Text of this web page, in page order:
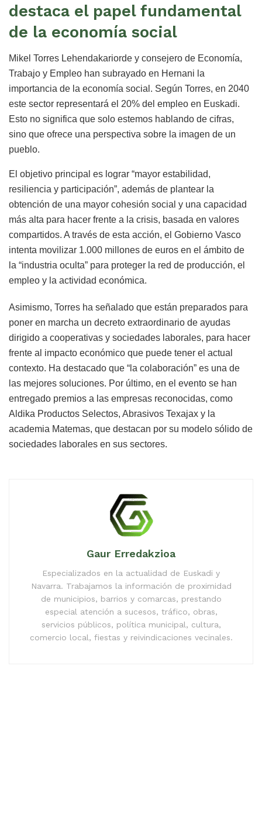
destaca el papel fundamental
de la economía social
Mikel Torres Lehendakariorde y consejero de Economía,
Trabajo y Empleo han subrayado en Hernani la
importancia de la economía social. Según Torres, en 2040
este sector representará el 20% del empleo en Euskadi.
Esto no significa que solo estemos hablando de cifras,
sino que ofrece una perspectiva sobre la imagen de un
pueblo.
El objetivo principal es lograr “mayor estabilidad,
resiliencia y participación”, además de plantear la
obtención de una mayor cohesión social y una capacidad
más alta para hacer frente a la crisis, basada en valores
compartidos. A través de esta acción, el Gobierno Vasco
intenta movilizar 1.000 millones de euros en el ámbito de
la “industria oculta” para proteger la red de producción, el
empleo y la actividad económica.
Asimismo, Torres ha señalado que están preparados para
poner en marcha un decreto extraordinario de ayudas
dirigido a cooperativas y sociedades laborales, para hacer
frente al impacto económico que puede tener el actual
contexto. Ha destacado que “la colaboración” es una de
las mejores soluciones. Por último, en el evento se han
entregado premios a las empresas reconocidas, como
Aldika Productos Selectos, Abrasivos Texajax y la
academia Matemas, que destacan por su modelo sólido de
sociedades laborales en sus sectores.
Gaur Erredakzioa
Especializados en la actualidad de Euskadi y
Navarra. Trabajamos la información de proximidad
de municipios, barrios y comarcas, prestando
especial atención a sucesos, tráfico, obras,
servicios públicos, política municipal, cultura,
comercio local, fiestas y reivindicaciones vecinales.